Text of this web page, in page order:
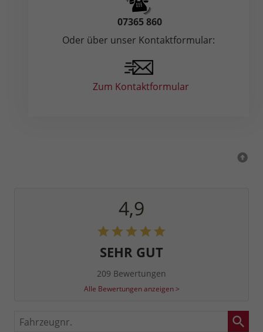
07365 860
Oder über unser Kontaktformular:
Zum Kontaktformular
4,9
SEHR GUT
209 Bewertungen
Alle Bewertungen anzeigen >
Fahrzeugnr.